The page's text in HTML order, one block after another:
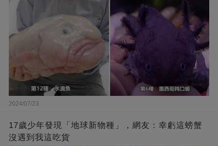
2024/07/23
17歲少年發現「地球新物種」，網友：幸虧這螃蟹
沒遇到我這吃貨